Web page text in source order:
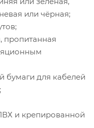
или чёрная;
пропитанная
бумаги для кабелей
и крепированной